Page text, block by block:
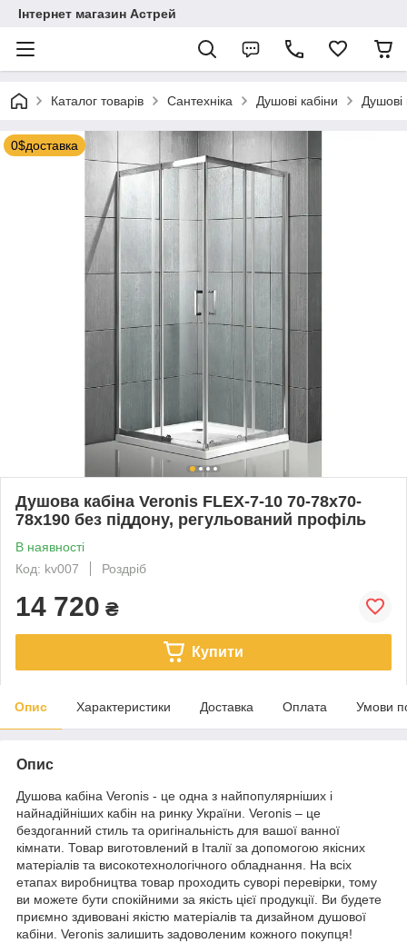
Інтернет магазин Астрей
Каталог товарів Сантехніка Душові кабіни Душові
0$доставка
Душова кабіна Veronis FLEX-7-10 70-78х70-
78х190 без піддону, регульований профіль
В наявності
Код: kv007
Роздріб
14 720 ₴
Купити
Опис Характеристики Доставка Оплата Умови
Опис
Душова кабіна Veronis - це одна з найпопулярніших і
найнадійніших кабін на ринку України. Veronis – це
бездоганний стиль та оригінальність для вашої ванної
кімнати. Товар виготовлений в Італії за допомогою якісних
матеріалів та високотехнологічного обладнання. На всіх
етапах виробництва товар проходить суворі перевірки, тому
ви можете бути спокійними за якість цієї продукції. Ви будете
приємно здивовані якістю матеріалів та дизайном душової
кабіни. Veronis залишить задоволеним кожного покупця!